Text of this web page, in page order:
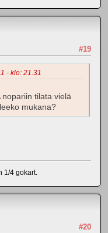
#19
- klo: 21.31
nopariin tilata vielä
mukana?
1/4 gokart.
#20